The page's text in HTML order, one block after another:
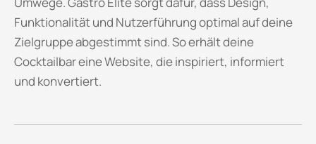
Funktionalität und Nutzerführung optimal auf deine
Zielgruppe abgestimmt sind. So erhält deine
Cocktailbar eine Website, die inspiriert, informiert
und konvertiert.